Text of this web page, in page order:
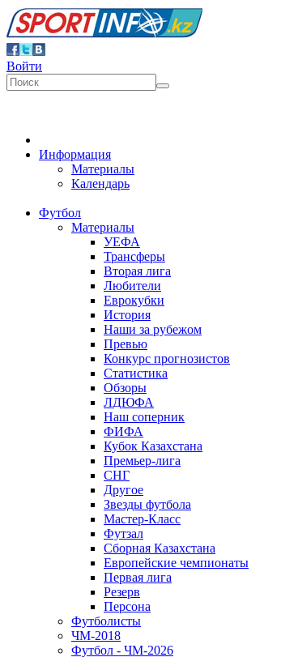
Войти
Информация
Материалы
Календарь
Футбол
Материалы
УЕФА
Трансферы
Вторая лига
Любители
Еврокубки
История
Наши за рубежом
Превью
Конкурс прогнозистов
Статистика
Обзоры
ЛДЮФА
Наш соперник
ФИФА
Кубок Казахстана
Премьер-лига
СНГ
Другое
Звезды футбола
Мастер-Класс
Футзал
Сборная Казахстана
Европейские чемпионаты
Первая лига
Резерв
Персона
Футболисты
ЧМ-2018
Футбол - ЧМ-2026